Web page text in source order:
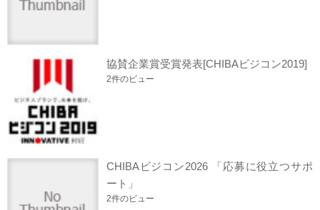
協賛企業賞受賞発表[CHIBAビジコン2019]
2件のビュー
CHIBAビジコン2026 「応募に役立つサポ
ート」
2件のビュー